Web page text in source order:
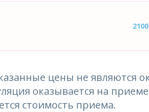
цены не являются
оказывается на
стоимость приема.